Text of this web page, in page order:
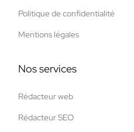
Politique de confidentialité
Mentions légales
Nos services
Rédacteur web
Rédacteur SEO